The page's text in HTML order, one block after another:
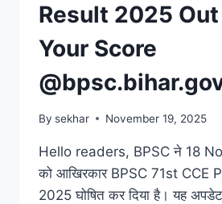
Result 2025
Your Score
By sekhar November 19, 2025
Hello readers, BPSC ने 18
को आखिरकार BPSC 71st CCE
2025 घोषित कर दिया है। यह